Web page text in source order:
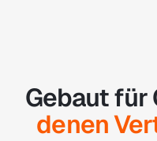
Gebaut für
denen